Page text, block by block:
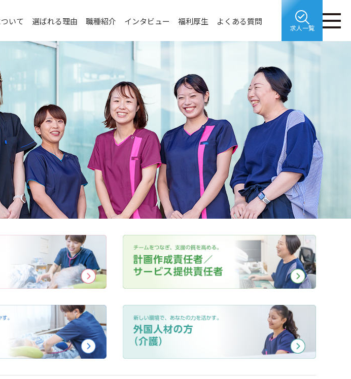
いて 選ばれる理由 職種紹介 インタビュー 福利厚生 よくある質問
求人一覧
紹介
紹介
仕事紹介
福利厚生
最新の求人情報を受け取る
企業サイト
採用に関するお問い合わせ